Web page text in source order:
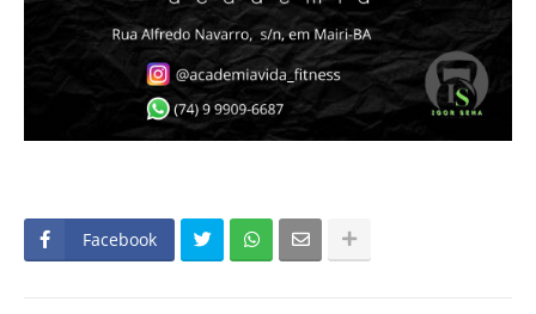
Facebook